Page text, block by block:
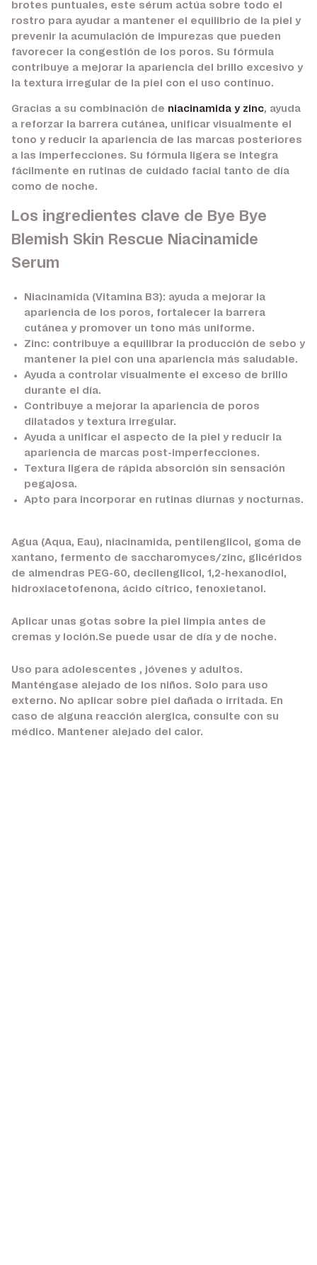
brotes puntuales, este sérum actúa sobre todo el
rostro para ayudar a mantener el equilibrio de la piel y
prevenir la acumulación de impurezas que pueden
favorecer la congestión de los poros. Su fórmula
contribuye a mejorar la apariencia del brillo excesivo y
la textura irregular de la piel con el uso continuo.
Gracias a su combinación de niacinamida y zinc, ayuda
a reforzar la barrera cutánea, unificar visualmente el
tono y reducir la apariencia de las marcas posteriores
a las imperfecciones. Su fórmula ligera se integra
fácilmente en rutinas de cuidado facial tanto de día
como de noche.
Los ingredientes clave de Bye Bye
Blemish Skin Rescue Niacinamide
Serum
Niacinamida (Vitamina B3): ayuda a mejorar la
apariencia de los poros, fortalecer la barrera
cutánea y promover un tono más uniforme.
Zinc: contribuye a equilibrar la producción de sebo y
mantener la piel con una apariencia más saludable.
Ayuda a controlar visualmente el exceso de brillo
durante el día.
Contribuye a mejorar la apariencia de poros
dilatados y textura irregular.
Ayuda a unificar el aspecto de la piel y reducir la
apariencia de marcas post-imperfecciones.
Textura ligera de rápida absorción sin sensación
pegajosa.
Apto para incorporar en rutinas diurnas y nocturnas.
Agua (Aqua, Eau), niacinamida, pentilenglicol, goma de
xantano, fermento de saccharomyces/zinc, glicéridos
de almendras PEG-60, decilenglicol, 1,2-hexanodiol,
hidroxiacetofenona, ácido cítrico, fenoxietanol.
Aplicar unas gotas sobre la piel limpia antes de
cremas y loción.Se puede usar de día y de noche.
Uso para adolescentes , jóvenes y adultos.
Manténgase alejado de los niños. Solo para uso
externo. No aplicar sobre piel dañada o irritada. En
caso de alguna reacción alergica, consulte con su
médico. Mantener alejado del calor.